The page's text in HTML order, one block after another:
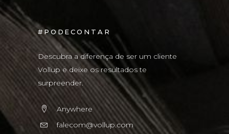
#PODECONTAR
Descubra a diferença de ser um cliente
Vollup e deixe os resultados te
surpreender.
Anywhere
falecom@vollup.com